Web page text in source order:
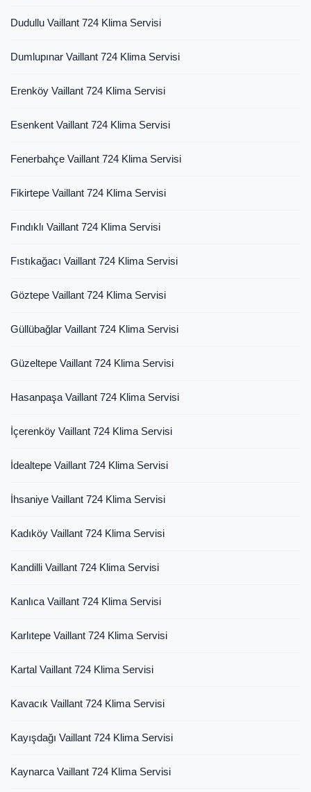
Dudullu Vaillant 724 Klima Servisi
Dumlupınar Vaillant 724 Klima Servisi
Erenköy Vaillant 724 Klima Servisi
Esenkent Vaillant 724 Klima Servisi
Fenerbahçe Vaillant 724 Klima Servisi
Fikirtepe Vaillant 724 Klima Servisi
Fındıklı Vaillant 724 Klima Servisi
Fıstıkağacı Vaillant 724 Klima Servisi
Göztepe Vaillant 724 Klima Servisi
Güllübağlar Vaillant 724 Klima Servisi
Güzeltepe Vaillant 724 Klima Servisi
Hasanpaşa Vaillant 724 Klima Servisi
İçerenköy Vaillant 724 Klima Servisi
İdealtepe Vaillant 724 Klima Servisi
İhsaniye Vaillant 724 Klima Servisi
Kadıköy Vaillant 724 Klima Servisi
Kandilli Vaillant 724 Klima Servisi
Kanlıca Vaillant 724 Klima Servisi
Karlıtepe Vaillant 724 Klima Servisi
Kartal Vaillant 724 Klima Servisi
Kavacık Vaillant 724 Klima Servisi
Kayışdağı Vaillant 724 Klima Servisi
Kaynarca Vaillant 724 Klima Servisi